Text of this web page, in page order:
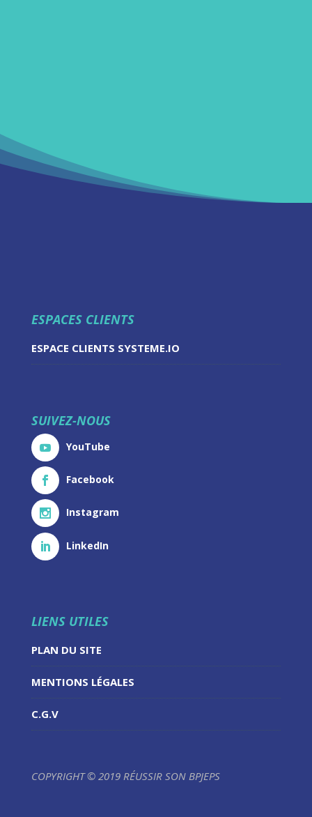
ESPACES CLIENTS
ESPACE CLIENTS SYSTEME.IO
SUIVEZ-NOUS
YouTube
Facebook
Instagram
LinkedIn
LIENS UTILES
PLAN DU SITE
MENTIONS LÉGALES
C.G.V
COPYRIGHT © 2019 RÉUSSIR SON BPJEPS